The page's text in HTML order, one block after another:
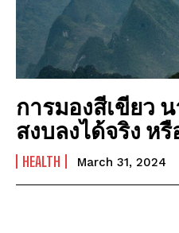
การมองสีเขียว
สงบลงได้จริง หรื
HEALTH March 31, 2024